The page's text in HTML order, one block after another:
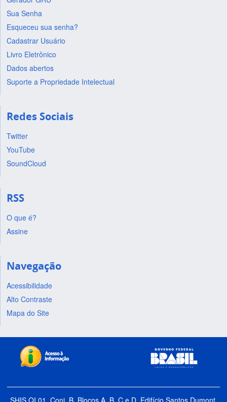
Sua Senha
Esqueceu sua senha?
Cadastrar Usuário
Livro Eletrônico
Dados abertos
Suporte a Propriedade Intelectual
Redes Sociais
Twitter
YouTube
SoundCloud
RSS
O que é?
Assine
Navegação
Acessibilidade
Alto Contraste
Mapa do Site